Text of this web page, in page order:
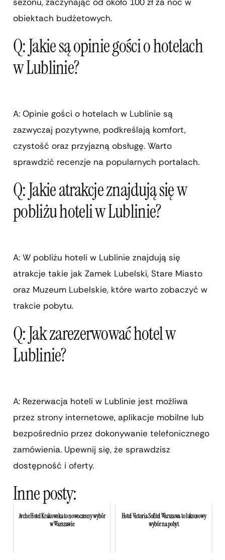
obiektach budżetowych.
Q: Jakie są opinie gości o hotelach
w Lublinie?
A: Opinie gości o hotelach w Lublinie są
zazwyczaj pozytywne, podkreślają komfort,
czystość oraz przyjazną obsługę. Warto
sprawdzić recenzje na popularnych portalach.
Q: Jakie atrakcje znajdują się w
pobliżu hoteli w Lublinie?
A: W pobliżu hoteli w Lublinie znajdują się
atrakcje takie jak Zamek Lubelski, Stare Miasto
oraz Muzeum Lubelskie, które warto zobaczyć w
trakcie pobytu.
Q: Jak zarezerwować hotel w
Lublinie?
A: Rezerwacja hoteli w Lublinie jest możliwa
przez strony internetowe, aplikacje mobilne lub
bezpośrednio przez dokonywanie telefonicznego
zamówienia. Upewnij się, że sprawdzisz
dostępność i oferty.
Inne posty:
Arche Hotel Krakowska to nowoczesny wybór
w Warszawie
Hotel Victoria Sofitel Warszawa to luksusowy
wybór na pobyt